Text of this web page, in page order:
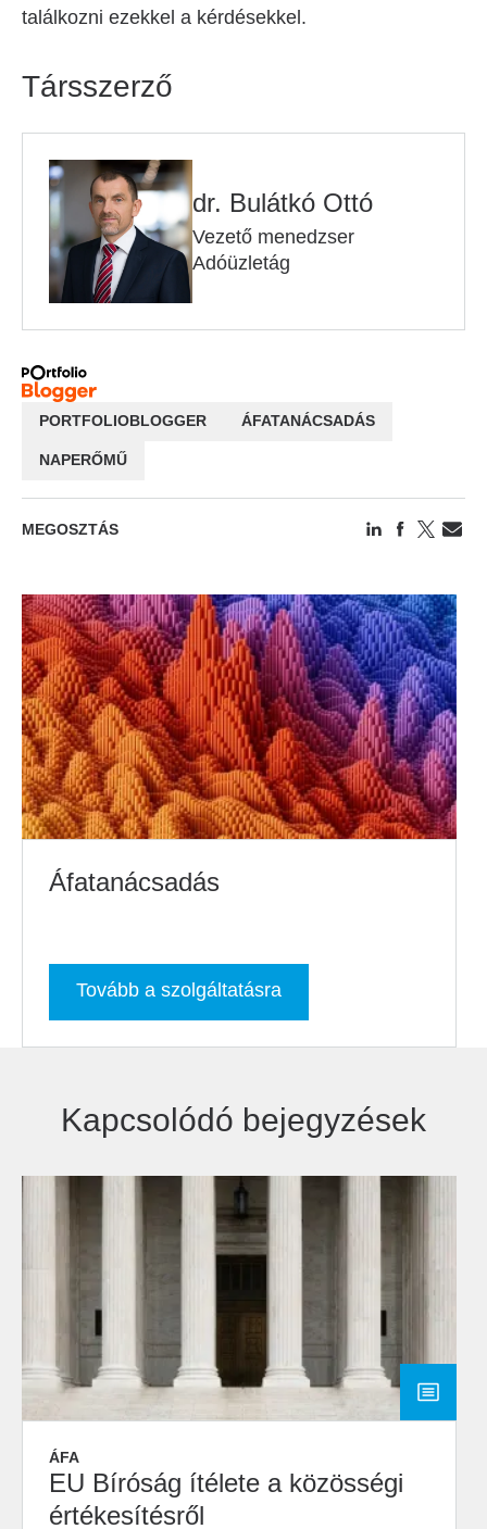
találkozni ezekkel a kérdésekkel.
Társszerző
dr. Bulátkó Ottó
Vezető menedzser
Adóüzletág
PORTFOLIOBLOGGER ÁFATANÁCSADÁS
NAPERŐMŰ
MEGOSZTÁS
Áfatanácsadás
Tovább a szolgáltatásra
Kapcsolódó bejegyzések
ÁFA
EU Bíróság ítélete a közösségi
értékesítésről